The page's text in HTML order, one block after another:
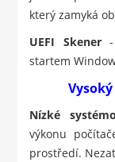
který zamyká
UEFI Skener-
startem
Nízké
výkonu
prostředí.